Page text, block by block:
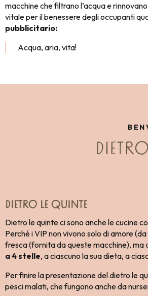
macchine che filtrano l’acqua e
vitale per il benessere degli occupanti
pubblicitario:
Acqua, aria, vita!
DIETRO LE QUINTE
Dietro le quinte ci sono anche le cucine
Perché i VIP non vivono solo di amore
fresca (fornita da queste macchine), ma
a 4 stelle, a ciascuno la sua dieta, a
Per finire la presentazione del dietro le
pesci malati, che fungono anche da